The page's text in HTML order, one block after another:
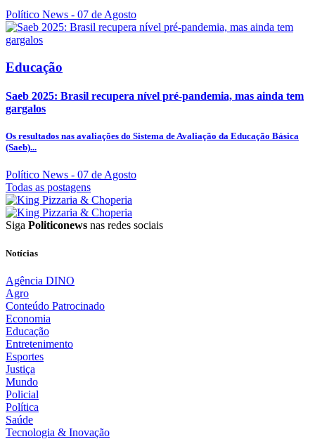
Político News - 07 de Agosto
Educação
Saeb 2025: Brasil recupera nível pré-pandemia, mas ainda tem
gargalos
Os resultados nas avaliações do Sistema de Avaliação da Educação Básica
(Saeb)...
Político News - 07 de Agosto
Todas as postagens
Siga Politiconews nas redes sociais
Notícias
Agência DINO
Agro
Conteúdo Patrocinado
Economia
Educação
Entretenimento
Esportes
Justiça
Mundo
Policial
Política
Saúde
Tecnologia & Inovação